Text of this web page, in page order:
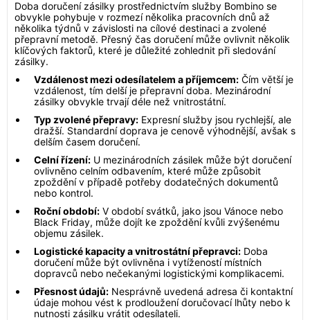
Doba doručení zásilky prostřednictvím služby Bombino se
obvykle pohybuje v rozmezí několika pracovních dnů až
několika týdnů v závislosti na cílové destinaci a zvolené
přepravní metodě. Přesný čas doručení může ovlivnit několik
klíčových faktorů, které je důležité zohlednit při sledování
zásilky.
Vzdálenost mezi odesílatelem a příjemcem: Čím větší je
vzdálenost, tím delší je přepravní doba. Mezinárodní
zásilky obvykle trvají déle než vnitrostátní.
Typ zvolené přepravy: Expresní služby jsou rychlejší, ale
dražší. Standardní doprava je cenově výhodnější, avšak s
delším časem doručení.
Celní řízení: U mezinárodních zásilek může být doručení
ovlivněno celním odbavením, které může způsobit
zpoždění v případě potřeby dodatečných dokumentů
nebo kontrol.
Roční období: V období svátků, jako jsou Vánoce nebo
Black Friday, může dojít ke zpoždění kvůli zvýšenému
objemu zásilek.
Logistické kapacity a vnitrostátní přepravci: Doba
doručení může být ovlivněna i vytížeností místních
dopravců nebo nečekanými logistickými komplikacemi.
Přesnost údajů: Nesprávně uvedená adresa či kontaktní
údaje mohou vést k prodloužení doručovací lhůty nebo k
nutnosti zásilku vrátit odesílateli.